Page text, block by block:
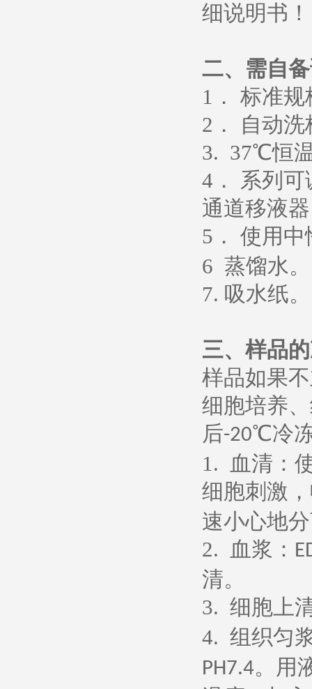
细说明书 ！
二、需自
1 ． 标准
2 ． 自动
3. 37℃恒
4 ． 系列
通道移液
5 ． 使用中
6 蒸馏水。
7. 吸水纸。
三、样品
样品如果
细胞培养
后-20℃冷
1.
血清：
细胞刺激
速小心地
2.
血浆：
清。
3. 细胞上
4. 组织匀
PH7.4。用